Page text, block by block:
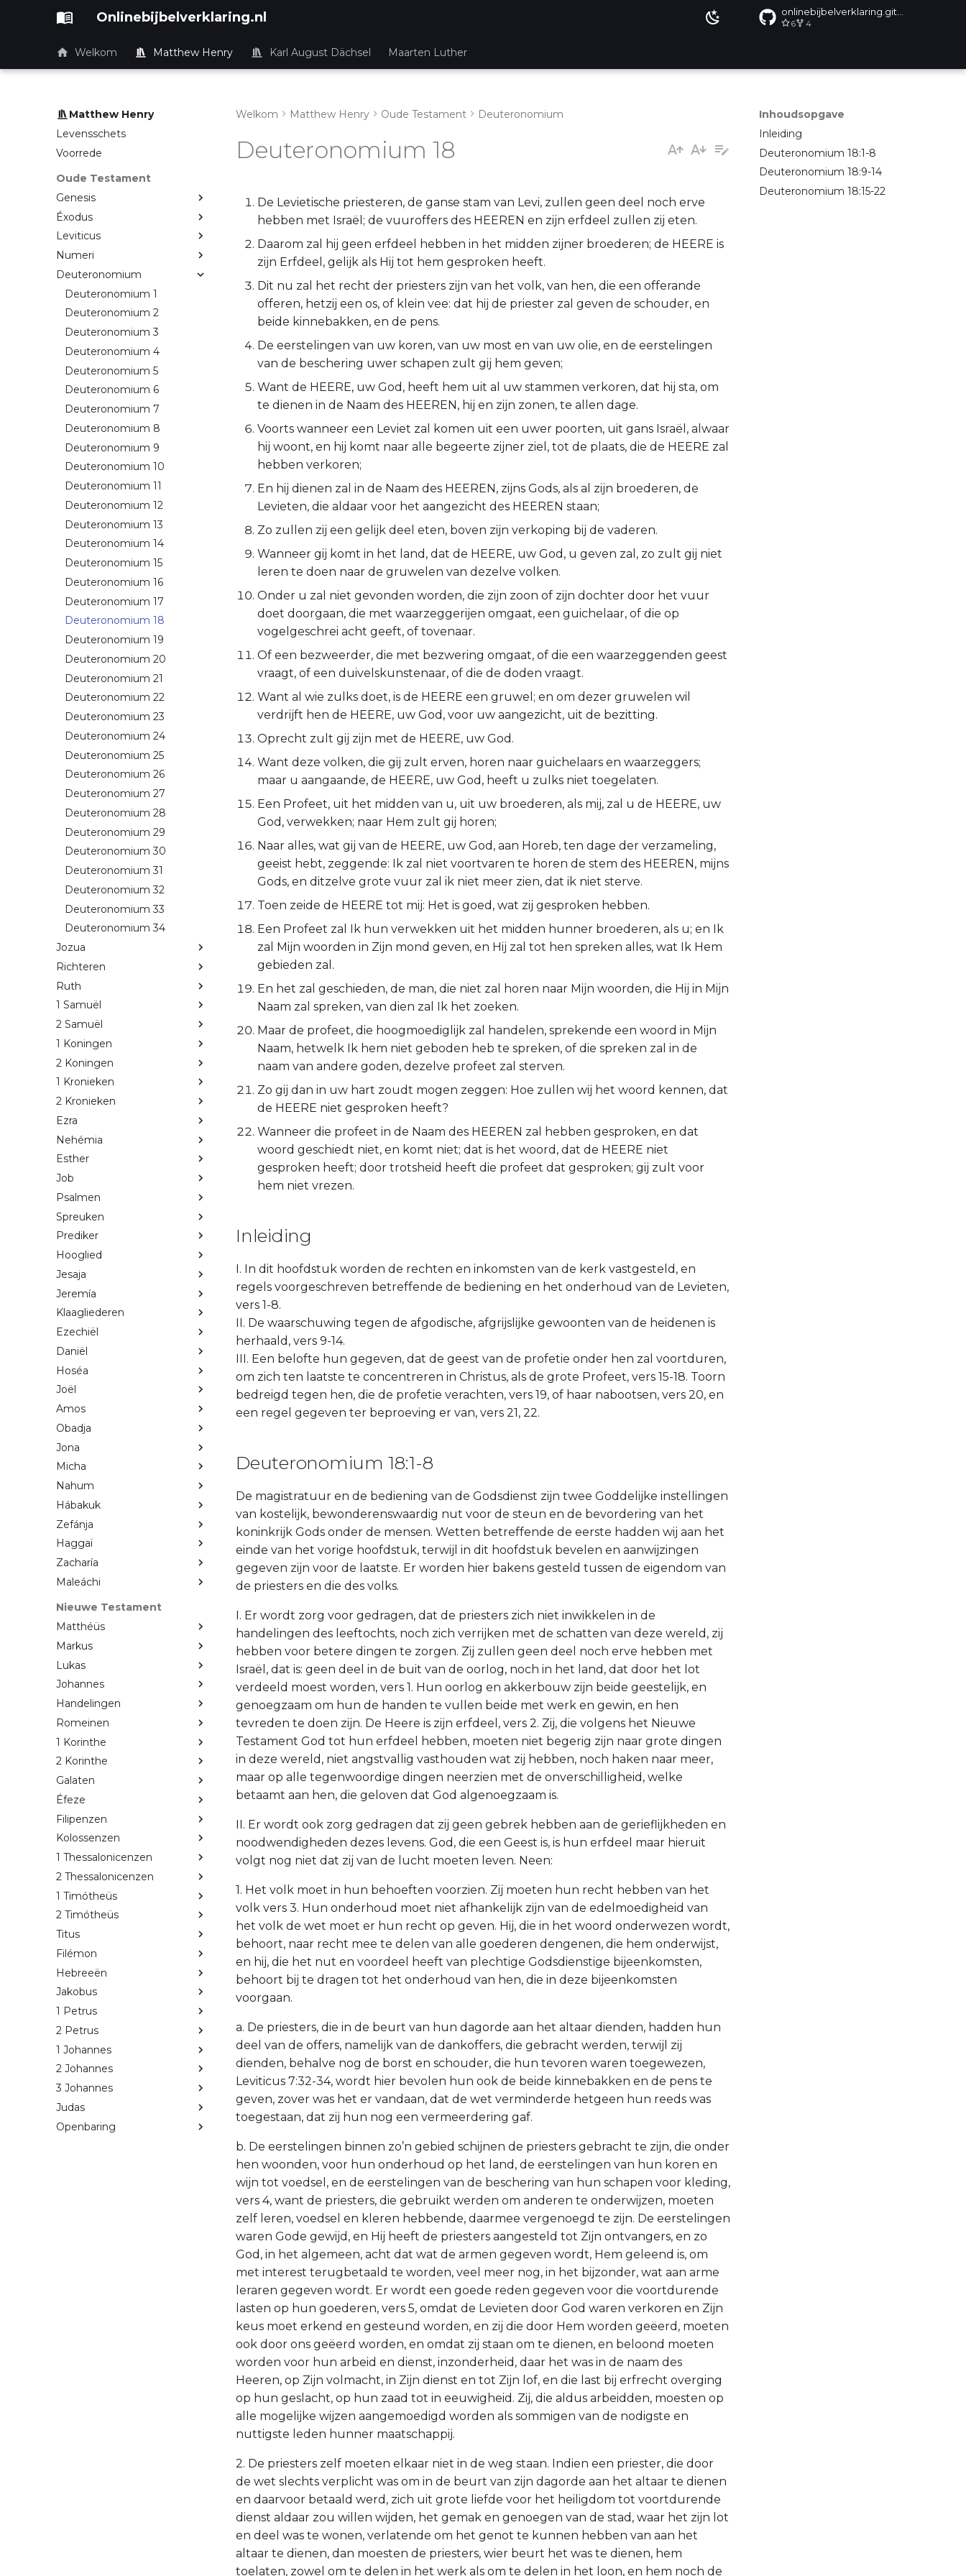
Onlinebijbelverklaring.nl 6 4
Welkom Matthew Henry Karl August Dächsel Maarten Luther
Matthew Henry
Levensschets
Voorrede
Oude Testament
Genesis
Éxodus
Leviticus
Numeri
Deuteronomium
Deuteronomium 1
Deuteronomium 2
Deuteronomium 3
Deuteronomium 4
Deuteronomium 5
Deuteronomium 6
Deuteronomium 7
Deuteronomium 8
Deuteronomium 9
Deuteronomium 10
Deuteronomium 11
Deuteronomium 12
Deuteronomium 13
Deuteronomium 14
Deuteronomium 15
Deuteronomium 16
Deuteronomium 17
Deuteronomium 18
Deuteronomium 19
Deuteronomium 20
Deuteronomium 21
Deuteronomium 22
Deuteronomium 23
Deuteronomium 24
Deuteronomium 25
Deuteronomium 26
Deuteronomium 27
Deuteronomium 28
Deuteronomium 29
Deuteronomium 30
Deuteronomium 31
Deuteronomium 32
Deuteronomium 33
Deuteronomium 34
Jozua
Richteren
Ruth
1 Samuël
2 Samuël
1 Koningen
2 Koningen
1 Kronieken
2 Kronieken
Ezra
Nehémia
Esther
Job
Psalmen
Spreuken
Prediker
Hooglied
Jesaja
Jeremía
Klaagliederen
Ezechiël
Daniël
Hoséa
Joël
Amos
Obadja
Jona
Micha
Nahum
Hábakuk
Zefánja
Haggaï
Zacharía
Maleáchi
Nieuwe Testament
Matthéüs
Markus
Lukas
Johannes
Handelingen
Romeinen
1 Korinthe
2 Korinthe
Galaten
Éfeze
Filipenzen
Kolossenzen
1 Thessalonicenzen
2 Thessalonicenzen
1 Timótheüs
2 Timótheüs
Titus
Filémon
Hebreeën
Jakobus
1 Petrus
2 Petrus
1 Johannes
2 Johannes
3 Johannes
Judas
Openbaring
Inhoudsopgave
Inleiding
Deuteronomium 18:1-8
Deuteronomium 18:9-14
Deuteronomium 18:15-22
Welkom Matthew Henry Oude Testament Deuteronomium
Deuteronomium 18
De Levietische priesteren, de ganse stam van Levi, zullen geen deel noch erve
hebben met Israël; de vuuroffers des HEEREN en zijn erfdeel zullen zij eten.
Daarom zal hij geen erfdeel hebben in het midden zijner broederen; de HEERE is
zijn Erfdeel, gelijk als Hij tot hem gesproken heeft.
Dit nu zal het recht der priesters zijn van het volk, van hen, die een offerande
offeren, hetzij een os, of klein vee: dat hij de priester zal geven de schouder, en
beide kinnebakken, en de pens.
De eerstelingen van uw koren, van uw most en van uw olie, en de eerstelingen
van de beschering uwer schapen zult gij hem geven;
Want de HEERE, uw God, heeft hem uit al uw stammen verkoren, dat hij sta, om
te dienen in de Naam des HEEREN, hij en zijn zonen, te allen dage.
Voorts wanneer een Leviet zal komen uit een uwer poorten, uit gans Israël, alwaar
hij woont, en hij komt naar alle begeerte zijner ziel, tot de plaats, die de HEERE zal
hebben verkoren;
En hij dienen zal in de Naam des HEEREN, zijns Gods, als al zijn broederen, de
Levieten, die aldaar voor het aangezicht des HEEREN staan;
Zo zullen zij een gelijk deel eten, boven zijn verkoping bij de vaderen.
Wanneer gij komt in het land, dat de HEERE, uw God, u geven zal, zo zult gij niet
leren te doen naar de gruwelen van dezelve volken.
Onder u zal niet gevonden worden, die zijn zoon of zijn dochter door het vuur
doet doorgaan, die met waarzeggerijen omgaat, een guichelaar, of die op
vogelgeschrei acht geeft, of tovenaar.
Of een bezweerder, die met bezwering omgaat, of die een waarzeggenden geest
vraagt, of een duivelskunstenaar, of die de doden vraagt.
Want al wie zulks doet, is de HEERE een gruwel; en om dezer gruwelen wil
verdrijft hen de HEERE, uw God, voor uw aangezicht, uit de bezitting.
Oprecht zult gij zijn met de HEERE, uw God.
Want deze volken, die gij zult erven, horen naar guichelaars en waarzeggers;
maar u aangaande, de HEERE, uw God, heeft u zulks niet toegelaten.
Een Profeet, uit het midden van u, uit uw broederen, als mij, zal u de HEERE, uw
God, verwekken; naar Hem zult gij horen;
Naar alles, wat gij van de HEERE, uw God, aan Horeb, ten dage der verzameling,
geeist hebt, zeggende: Ik zal niet voortvaren te horen de stem des HEEREN, mijns
Gods, en ditzelve grote vuur zal ik niet meer zien, dat ik niet sterve.
Toen zeide de HEERE tot mij: Het is goed, wat zij gesproken hebben.
Een Profeet zal Ik hun verwekken uit het midden hunner broederen, als u; en Ik
zal Mijn woorden in Zijn mond geven, en Hij zal tot hen spreken alles, wat Ik Hem
gebieden zal.
En het zal geschieden, de man, die niet zal horen naar Mijn woorden, die Hij in Mijn
Naam zal spreken, van dien zal Ik het zoeken.
Maar de profeet, die hoogmoediglijk zal handelen, sprekende een woord in Mijn
Naam, hetwelk Ik hem niet geboden heb te spreken, of die spreken zal in de
naam van andere goden, dezelve profeet zal sterven.
Zo gij dan in uw hart zoudt mogen zeggen: Hoe zullen wij het woord kennen, dat
de HEERE niet gesproken heeft?
Wanneer die profeet in de Naam des HEEREN zal hebben gesproken, en dat
woord geschiedt niet, en komt niet; dat is het woord, dat de HEERE niet
gesproken heeft; door trotsheid heeft die profeet dat gesproken; gij zult voor
hem niet vrezen.
Inleiding
I. In dit hoofdstuk worden de rechten en inkomsten van de kerk vastgesteld, en
regels voorgeschreven betreffende de bediening en het onderhoud van de Levieten,
vers 1-8.
II. De waarschuwing tegen de afgodische, afgrijslijke gewoonten van de heidenen is
herhaald, vers 9-14.
III. Een belofte hun gegeven, dat de geest van de profetie onder hen zal voortduren,
om zich ten laatste te concentreren in Christus, als de grote Profeet, vers 15-18. Toorn
bedreigd tegen hen, die de profetie verachten, vers 19, of haar nabootsen, vers 20, en
een regel gegeven ter beproeving er van, vers 21, 22.
Deuteronomium 18:1-8
De magistratuur en de bediening van de Godsdienst zijn twee Goddelijke instellingen
van kostelijk, bewonderenswaardig nut voor de steun en de bevordering van het
koninkrijk Gods onder de mensen. Wetten betreffende de eerste hadden wij aan het
einde van het vorige hoofdstuk, terwijl in dit hoofdstuk bevelen en aanwijzingen
gegeven zijn voor de laatste. Er worden hier bakens gesteld tussen de eigendom van
de priesters en die des volks.
I. Er wordt zorg voor gedragen, dat de priesters zich niet inwikkelen in de
handelingen des leeftochts, noch zich verrijken met de schatten van deze wereld, zij
hebben voor betere dingen te zorgen. Zij zullen geen deel noch erve hebben met
Israël, dat is: geen deel in de buit van de oorlog, noch in het land, dat door het lot
verdeeld moest worden, vers 1. Hun oorlog en akkerbouw zijn beide geestelijk, en
genoegzaam om hun de handen te vullen beide met werk en gewin, en hen
tevreden te doen zijn. De Heere is zijn erfdeel, vers 2. Zij, die volgens het Nieuwe
Testament God tot hun erfdeel hebben, moeten niet begerig zijn naar grote dingen
in deze wereld, niet angstvallig vasthouden wat zij hebben, noch haken naar meer,
maar op alle tegenwoordige dingen neerzien met de onverschilligheid, welke
betaamt aan hen, die geloven dat God algenoegzaam is.
II. Er wordt ook zorg gedragen dat zij geen gebrek hebben aan de gerieflijkheden en
noodwendigheden dezes levens. God, die een Geest is, is hun erfdeel maar hieruit
volgt nog niet dat zij van de lucht moeten leven. Neen:
1. Het volk moet in hun behoeften voorzien. Zij moeten hun recht hebben van het
volk vers 3. Hun onderhoud moet niet afhankelijk zijn van de edelmoedigheid van
het volk de wet moet er hun recht op geven. Hij, die in het woord onderwezen wordt,
behoort, naar recht mee te delen van alle goederen dengenen, die hem onderwijst,
en hij, die het nut en voordeel heeft van plechtige Godsdienstige bijeenkomsten,
behoort bij te dragen tot het onderhoud van hen, die in deze bijeenkomsten
voorgaan.
a. De priesters, die in de beurt van hun dagorde aan het altaar dienden, hadden hun
deel van de offers, namelijk van de dankoffers, die gebracht werden, terwijl zij
dienden, behalve nog de borst en schouder, die hun tevoren waren toegewezen,
Leviticus 7:32-34, wordt hier bevolen hun ook de beide kinnebakken en de pens te
geven, zover was het er vandaan, dat de wet verminderde hetgeen hun reeds was
toegestaan, dat zij hun nog een vermeerdering gaf.
b. De eerstelingen binnen zo’n gebied schijnen de priesters gebracht te zijn, die onder
hen woonden, voor hun onderhoud op het land, de eerstelingen van hun koren en
wijn tot voedsel, en de eerstelingen van de beschering van hun schapen voor kleding,
vers 4, want de priesters, die gebruikt werden om anderen te onderwijzen, moeten
zelf leren, voedsel en kleren hebbende, daarmee vergenoegd te zijn. De eerstelingen
waren Gode gewijd, en Hij heeft de priesters aangesteld tot Zijn ontvangers, en zo
God, in het algemeen, acht dat wat de armen gegeven wordt, Hem geleend is, om
met interest terugbetaald te worden, veel meer nog, in het bijzonder, wat aan arme
leraren gegeven wordt. Er wordt een goede reden gegeven voor die voortdurende
lasten op hun goederen, vers 5, omdat de Levieten door God waren verkoren en Zijn
keus moet erkend en gesteund worden, en zij die door Hem worden geëerd, moeten
ook door ons geëerd worden, en omdat zij staan om te dienen, en beloond moeten
worden voor hun arbeid en dienst, inzonderheid, daar het was in de naam des
Heeren, op Zijn volmacht, in Zijn dienst en tot Zijn lof, en die last bij erfrecht overging
op hun geslacht, op hun zaad tot in eeuwigheid. Zij, die aldus arbeidden, moesten op
alle mogelijke wijzen aangemoedigd worden als sommigen van de nodigste en
nuttigste leden hunner maatschappij.
2. De priesters zelf moeten elkaar niet in de weg staan. Indien een priester, die door
de wet slechts verplicht was om in de beurt van zijn dagorde aan het altaar te dienen
en daarvoor betaald werd, zich uit grote liefde voor het heiligdom tot voortdurende
dienst aldaar zou willen wijden, het gemak en genoegen van de stad, waar het zijn lot
en deel was te wonen, verlatende om het genot te kunnen hebben van aan het
altaar te dienen, dan moesten de priesters, wier beurt het was te dienen, hem
toelaten, zowel om te delen in het werk als om te delen in het loon, en hem noch de